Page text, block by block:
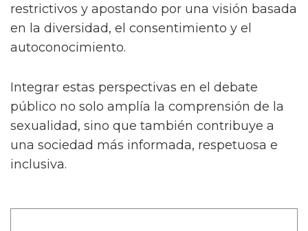
restrictivos y apostando por una visión basada
en la diversidad, el consentimiento y el
autoconocimiento.
Integrar estas perspectivas en el debate
público no solo amplía la comprensión de la
sexualidad, sino que también contribuye a
una sociedad más informada, respetuosa e
inclusiva.